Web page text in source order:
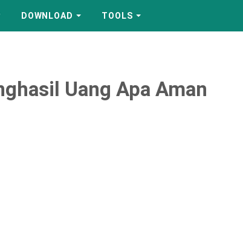
DOWNLOAD TOOLS
Uang Apa Aman